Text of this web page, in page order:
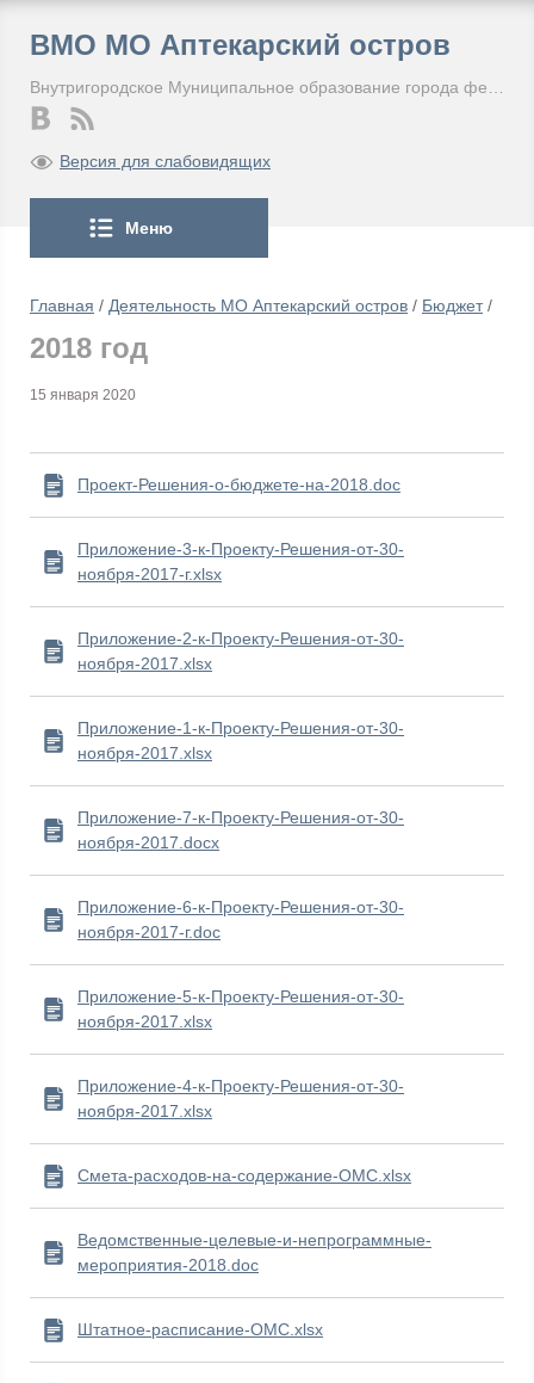
ВМО МО Аптекарский остров
Версия для слабовидящих
Меню
Главная / Деятельность МО Аптекарский остров / Бюджет/
2018 год
15 января 2020
Проект-Решения-о-бюджете-на-2018.doc
Приложение-3-к-Проекту-Решения-от-30-
ноября-2017-г.xlsx
Приложение-2-к-Проекту-Решения-от-30-
ноября-2017.xlsx
Приложение-1-к-Проекту-Решения-от-30-
ноября-2017.xlsx
Приложение-7-к-Проекту-Решения-от-30-
ноября-2017.docx
Приложение-6-к-Проекту-Решения-от-30-
ноября-2017-г.doc
Приложение-5-к-Проекту-Решения-от-30-
ноября-2017.xlsx
Приложение-4-к-Проекту-Решения-от-30-
ноября-2017.xlsx
Смета-расходов-на-содержание-ОМС.xlsx
Ведомственные-целевые-и-непрограммные-
мероприятия-2018.doc
Штатное-расписание-ОМС.xlsx